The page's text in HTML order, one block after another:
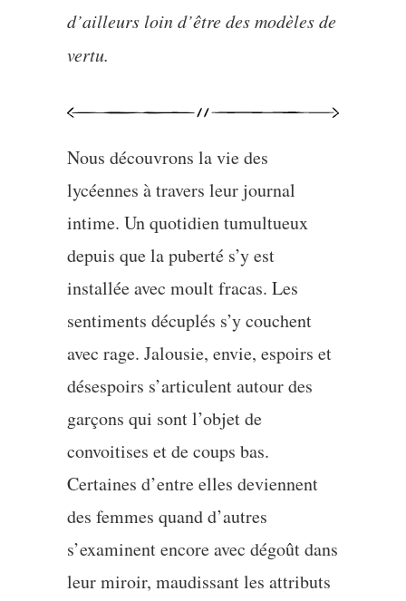
d’ailleurs loin d’être des modèles de
vertu.
Nous découvrons la vie des
lycéennes à travers leur journal
intime. Un quotidien tumultueux
depuis que la puberté s’y est
installée avec moult fracas. Les
sentiments décuplés s’y couchent
avec rage. Jalousie, envie, espoirs et
désespoirs s’articulent autour des
garçons qui sont l’objet de
convoitises et de coups bas.
Certaines d’entre elles deviennent
des femmes quand d’autres
s’examinent encore avec dégoût dans
leur miroir, maudissant les attributs